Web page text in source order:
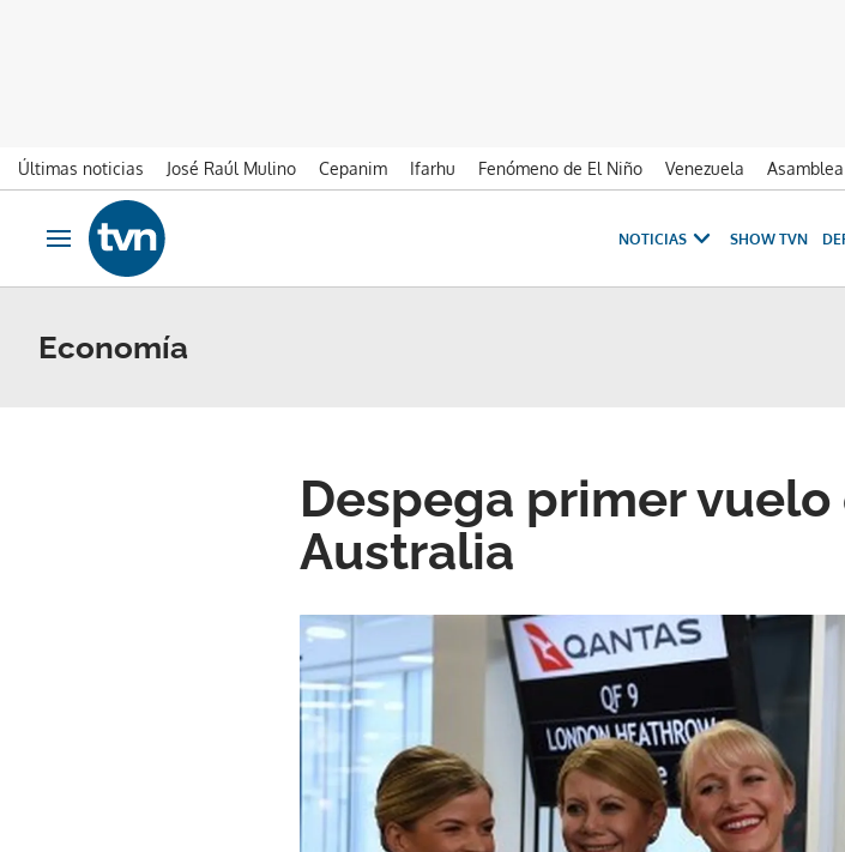
Últimas noticias José Raúl Mulino Cepanim Ifarhu Fenómeno de El Niño Venezuela
Ir al contenido
Obrir navegació
NOTICIAS SHOW TVN
Economía
Despega primer
Australia